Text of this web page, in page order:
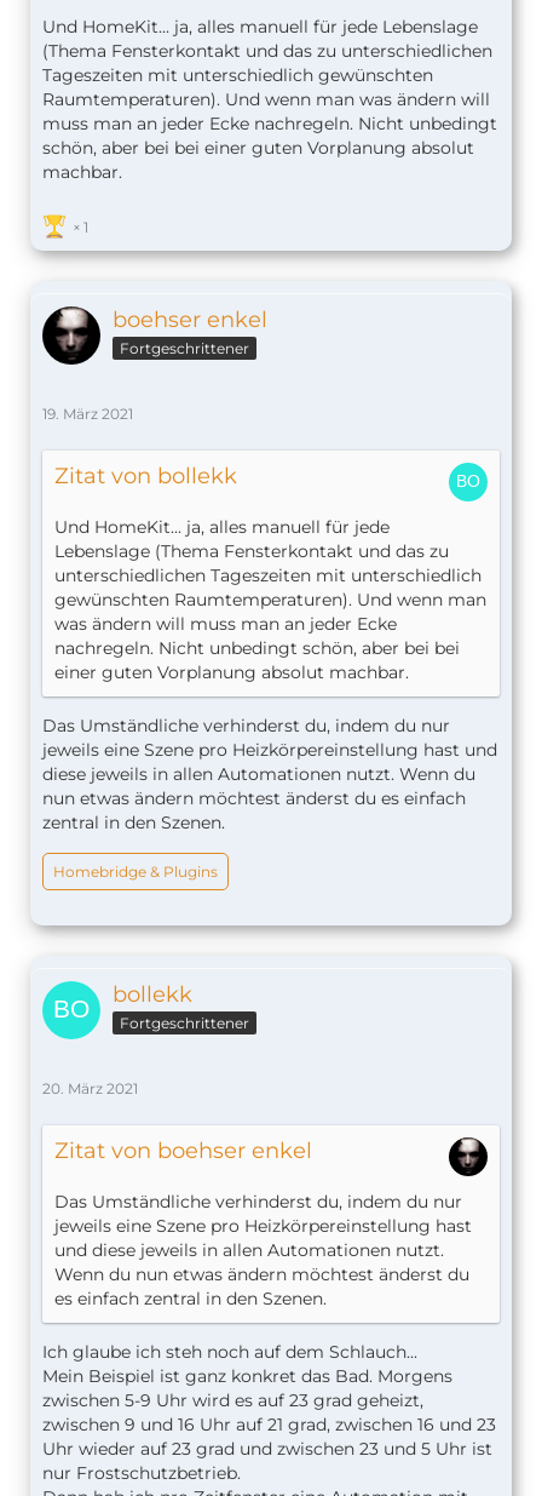
Und HomeKit... ja, alles manuell für jede Lebenslage
(Thema Fensterkontakt und das zu unterschiedlichen
Tageszeiten mit unterschiedlich gewünschten
Raumtemperaturen). Und wenn man was ändern will
muss man an jeder Ecke nachregeln. Nicht unbedingt
schön, aber bei bei einer guten Vorplanung absolut
machbar.
1
boehser enkel
Fortgeschrittener
19. März 2021
Zitat von bollekk
Und HomeKit... ja, alles manuell für jede
Lebenslage (Thema Fensterkontakt und das zu
unterschiedlichen Tageszeiten mit unterschiedlich
gewünschten Raumtemperaturen). Und wenn man
was ändern will muss man an jeder Ecke
nachregeln. Nicht unbedingt schön, aber bei bei
einer guten Vorplanung absolut machbar.
Das Umständliche verhinderst du, indem du nur
jeweils eine Szene pro Heizkörpereinstellung hast und
diese jeweils in allen Automationen nutzt. Wenn du
nun etwas ändern möchtest änderst du es einfach
zentral in den Szenen.
Homebridge & Plugins
bollekk
Fortgeschrittener
20. März 2021
Zitat von boehser enkel
Das Umständliche verhinderst du, indem du nur
jeweils eine Szene pro Heizkörpereinstellung hast
und diese jeweils in allen Automationen nutzt.
Wenn du nun etwas ändern möchtest änderst du
es einfach zentral in den Szenen.
Ich glaube ich steh noch auf dem Schlauch...
Mein Beispiel ist ganz konkret das Bad. Morgens
zwischen 5-9 Uhr wird es auf 23 grad geheizt,
zwischen 9 und 16 Uhr auf 21 grad, zwischen 16 und 23
Uhr wieder auf 23 grad und zwischen 23 und 5 Uhr ist
nur Frostschutzbetrieb.